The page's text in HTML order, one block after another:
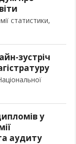
статистики,
зустріч
у
аудиту